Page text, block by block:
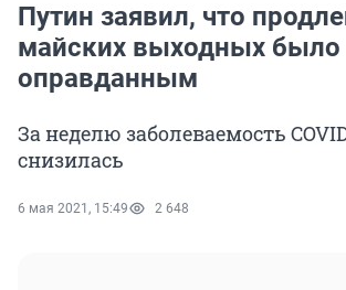
Путин заявил, что
майских выходных было
оправданным
За неделю заболеваемость
снизилась
6 мая 2021, 15:49 2 648